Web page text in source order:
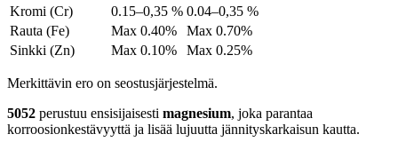
Kromi (Cr)
0.15–0,35 % 0.04–0,35 %
Rauta (Fe)
Max 0.40%
Max 0.70%
Sinkki (Zn)
Max 0.10% Max 0.25%
Merkittävin ero on seostusjärjestelmä.
5052 perustuu ensisijaisesti magnesium, joka parantaa
korroosionkestävyyttä ja lisää lujuutta jännityskarkaisun kautta.